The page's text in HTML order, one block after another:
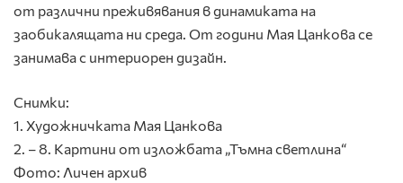
от различни преживявания в динамиката на
заобикалящата ни среда. От години Мая Цанкова се
занимава с интериорен дизайн.
Снимки:
1. Художничката Мая Цанкова
2. – 8. Картини от изложбата „Тъмна светлина“
Фото: Личен архив